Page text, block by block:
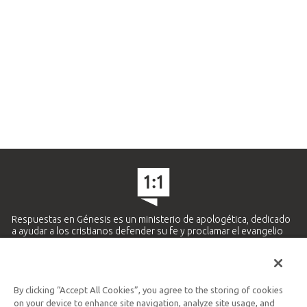
Respuestas en Génesis es un ministerio de apologética, dedicado
a ayudar a los cristianos defender su fe y proclamar el evangelio
Ministerio Hispano y Latinoamericano
By clicking “Accept All Cookies”, you agree to the storing of cookies
on your device to enhance site navigation, analyze site usage, and